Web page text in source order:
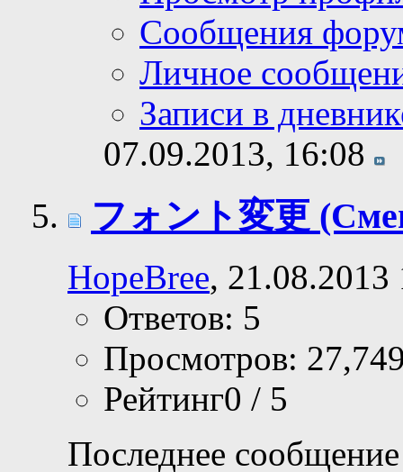
Сообщения
Личное
Записи в
07.09.2013, 16:08
フォント変更
HopeBree, 21.08.2013
Ответов: 5
Просмотров:
Рейтинг0 / 5
Последнее